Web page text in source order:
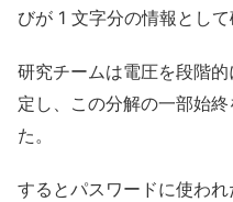
びが 1 文字分の情報として
研究チームは電圧を段階
定し、この分解の一部始
た。
するとパスワードに使わ